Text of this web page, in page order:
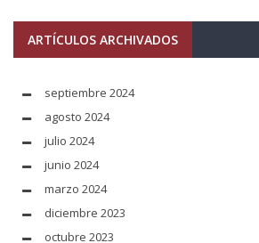
ARTÍCULOS ARCHIVADOS
septiembre 2024
agosto 2024
julio 2024
junio 2024
marzo 2024
diciembre 2023
octubre 2023